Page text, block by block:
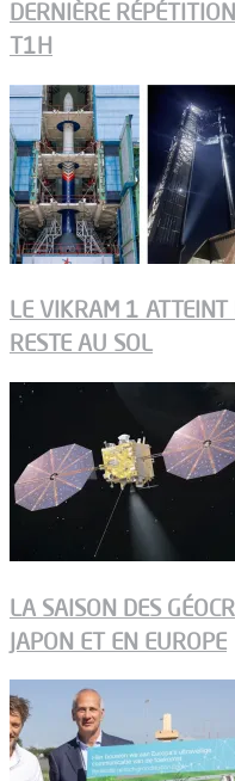
DERNIÈRE
T1H
LE VIKRAM 1 ATTEINT
RESTE AU SOL
LA SAISON DES
JAPON ET EN EUROPE